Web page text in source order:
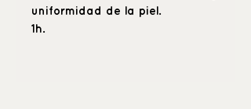
uniformidad de la piel.
1h.